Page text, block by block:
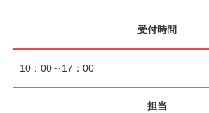
受付時間
10：00～17：00
担当